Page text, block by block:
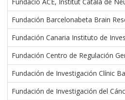
Fundación Barcelonabeta Brain
Fundación Canaria Instituto de
Fundación Centro de Regulación
Fundación de Investigación Clínic
Fundación de Investigación del